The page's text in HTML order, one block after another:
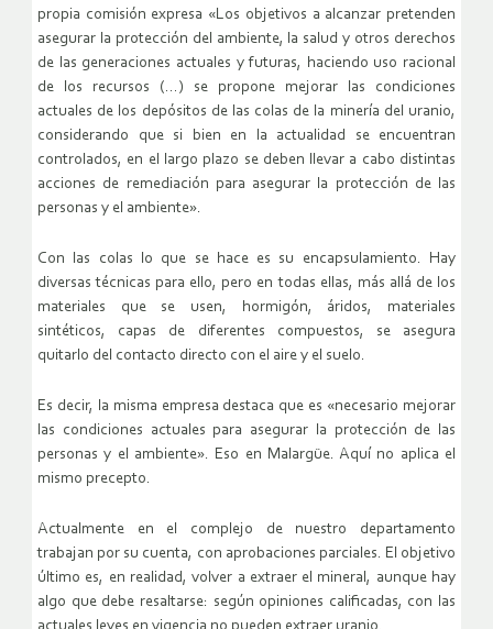
propia comisión expresa «Los objetivos a alcanzar pretenden
asegurar la protección del ambiente, la salud y otros derechos
de las generaciones actuales y futuras, haciendo uso racional
de los recursos (…) se propone mejorar las condiciones
actuales de los depósitos de las colas de la minería del uranio,
considerando que si bien en la actualidad se encuentran
controlados, en el largo plazo se deben llevar a cabo distintas
acciones de remediación para asegurar la protección de las
personas y el ambiente».
Con las colas lo que se hace es su encapsulamiento. Hay
diversas técnicas para ello, pero en todas ellas, más allá de los
materiales que se usen, hormigón, áridos, materiales
sintéticos, capas de diferentes compuestos, se asegura
quitarlo del contacto directo con el aire y el suelo.
Es decir, la misma empresa destaca que es «necesario mejorar
las condiciones actuales para asegurar la protección de las
personas y el ambiente». Eso en Malargüe. Aquí no aplica el
mismo precepto.
Actualmente en el complejo de nuestro departamento
trabajan por su cuenta, con aprobaciones parciales. El objetivo
último es, en realidad, volver a extraer el mineral, aunque hay
algo que debe resaltarse: según opiniones calificadas, con las